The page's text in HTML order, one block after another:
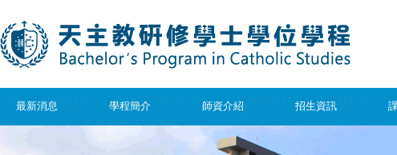
最新消息 學程簡介 師資介紹 招生資訊